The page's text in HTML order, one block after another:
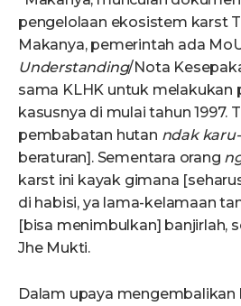
pengelolaan ekosistem karst
Makanya, pemerintah ada
Understanding/Nota
sama KLHK untuk melakukan
kasusnya di mulai tahun 1997.
pembabatan hutan ndak
beraturan]. Sementara orang
karst ini kayak gimana
di habisi, ya lama-kelamaan
[bisa menimbulkan] banjirlah,
Jhe Mukti.
Dalam upaya